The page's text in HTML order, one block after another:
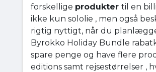
forskellige produkter til en
ikke kun sololie , men også
rigtig nyttigt, når du
Byrokko Holiday Bundle
spare penge og have flere
editions samt rejsestørrelser ,